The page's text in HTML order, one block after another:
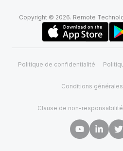
Copyright © 2026. Remote
Politique de confidentialité
Conditions
Clause de non-responsabilité